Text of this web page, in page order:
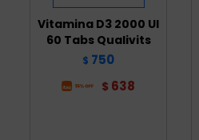
Vitamina D3 2000 UI
60 Tabs Qualivits
$ 750
$ 638